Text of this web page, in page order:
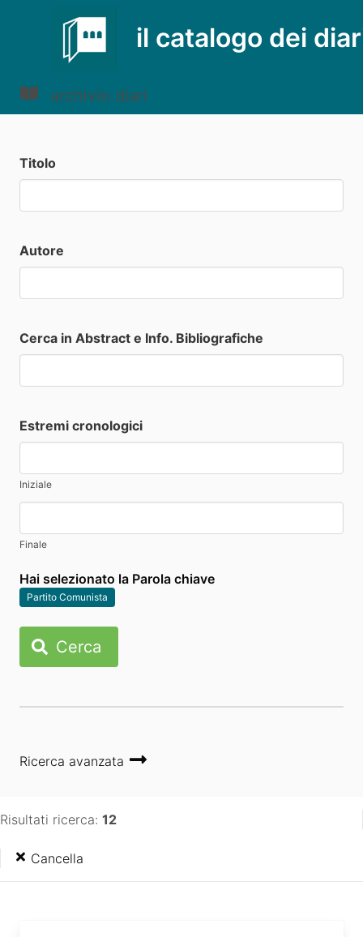
il catalogo dei
archivio diari
Titolo
Autore
Cerca in Abstract e Info. Bibliografiche
Estremi cronologici
Iniziale
Finale
Hai selezionato la Parola chiave
Partito Comunista
Cerca
Ricerca avanzata
Risultati ricerca: 12
Cancella